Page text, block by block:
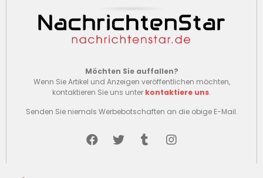
Möchten Sie auffallen?
Wenn Sie Artikel und Anzeigen veröffentlichen möchten,
kontaktieren Sie uns unter kontaktiere uns.
Senden Sie niemals Werbebotschaften an die obige E-Mail.